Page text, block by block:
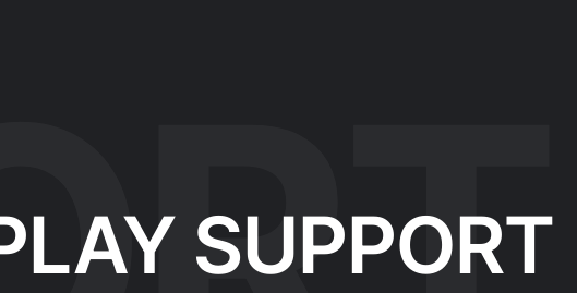
SUPPORT